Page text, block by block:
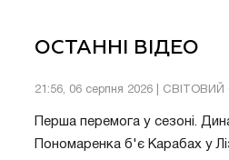
ОСТАННІ ВІДЕО
21:56, 06 серпня 2026 |
Перша перемога у сезоні.
Пономаренка б'є Карабах у